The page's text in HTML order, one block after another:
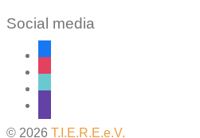
Social media
© 2026 T.I.E.R.E.e.V.